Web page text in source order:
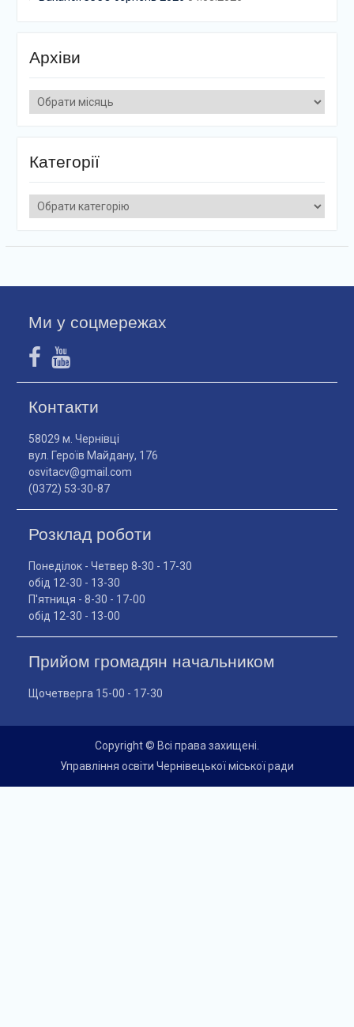
Архіви
Архіви
Категорії
Категорії
Ми у соцмережах
Контакти
58029 м. Чернівці
вул. Героїв Майдану, 176
osvitacv@gmail.com
(0372) 53-30-87
Розклад роботи
Понеділок - Четвер 8-30 - 17-30
обід 12-30 - 13-30
П'ятниця - 8-30 - 17-00
обід 12-30 - 13-00
Прийом громадян начальником
Щочетверга 15-00 - 17-30
Copyright © Всі права захищені.
Управління освіти Чернівецької міської ради